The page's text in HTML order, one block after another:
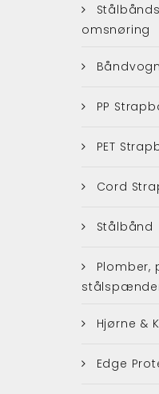
omsnøring
PP
PET
Cord
Stålbånd
Hjørne &
Edge